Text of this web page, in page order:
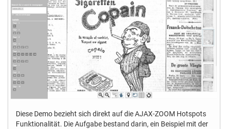
Diese Demo bezieht sich direkt auf die AJAX-ZOOM Hotspots
Funktionalität. Die Aufgabe bestand darin, ein Beispiel mit der